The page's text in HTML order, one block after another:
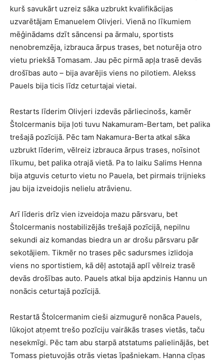
kurš savukārt uzreiz sāka uzbrukt kvalifikācijas
uzvarētājam Emanuelem Olivjeri. Vienā no līkumiem
mēģinādams dzīt sāncensi pa ārmalu, sportists
nenobremzēja, izbrauca ārpus trases, bet noturēja otro
vietu priekšā Tomasam. Jau pēc pirmā apļa trasē devās
drošības auto – bija avarējis viens no pilotiem. Alekss
Pauels bija ticis līdz ceturtajai vietai.
Restarts līderim Olivjeri izdevās pārliecinošs, kamēr
Štolcermanis bija ļoti tuvu Nakamuram-Bertam, bet palika
trešajā pozīcijā. Pēc tam Nakamura-Berta atkal sāka
uzbrukt līderim, vēlreiz izbrauca ārpus trases, noīsinot
līkumu, bet palika otrajā vietā. Pa to laiku Salims Henna
bija atguvis ceturto vietu no Pauela, bet pirmais trijnieks
jau bija izveidojis nelielu atrāvienu.
Arī līderis drīz vien izveidoja mazu pārsvaru, bet
Štolcermanis nostabilizējās trešajā pozīcijā, nepilnu
sekundi aiz komandas biedra un ar drošu pārsvaru pār
sekotājiem. Tikmēr no trases pēc sadursmes izlidoja
viens no sportistiem, kā dēļ astotajā aplī vēlreiz trasē
devās drošības auto. Pauels atkal bija apdzinis Hannu un
nonācis ceturtajā pozīcijā.
Restartā Štolcermanim cieši aizmugurē nonāca Pauels,
lūkojot atņemt trešo pozīciju vairākās trases vietās, taču
nesekmīgi. Pēc tam abu starpā atstatums palielinājās, bet
Tomass pietuvojās otrās vietas īpašniekam. Hanna cīņas